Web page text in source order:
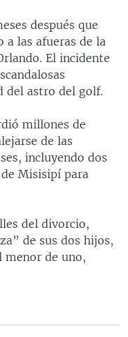
después que
a las afueras de la
El incidente
del astro del golf.
millones de
de las
incluyendo dos
Misisipí para
del divorcio,
de sus dos hijos,
menor de uno,